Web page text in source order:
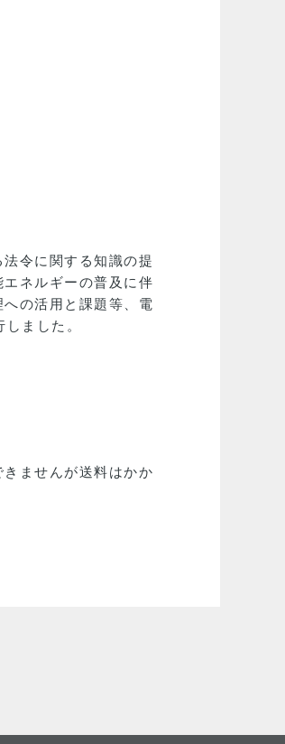
令に関する知識の提
ネルギーの普及に伴
の活用と課題等、電
ました。
ませんが送料はかか